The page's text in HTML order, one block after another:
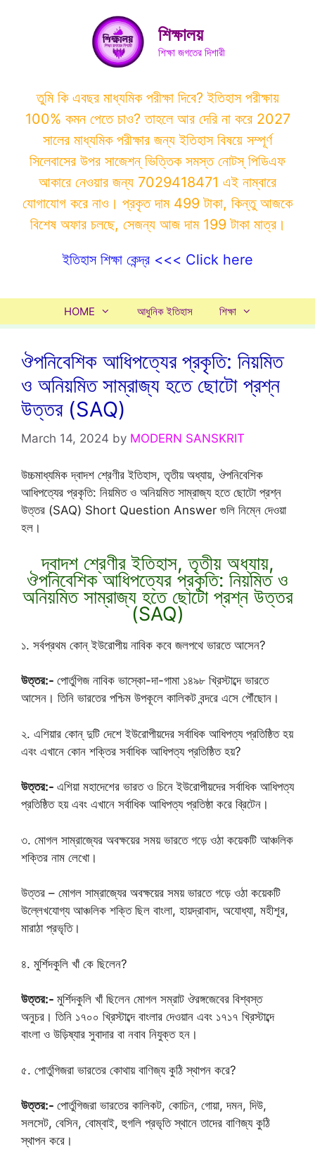
শিক্ষালয়
শিক্ষা জগতের দিশারী
তুমি কি এবছর মাধ্যমিক পরীক্ষা দিবে? ইতিহাস পরীক্ষায়
100% কমন পেতে চাও? তাহলে আর দেরি না করে 2027
সালের মাধ্যমিক পরীক্ষার জন্য ইতিহাস বিষয়ে সম্পূর্ণ
সিলেবাসের উপর সাজেশন্ ভিত্তিক সমস্ত নোটস্ পিডিএফ
আকারে নেওয়ার জন্য 7029418471 এই নাম্বারে
যোগাযোগ করে নাও। প্রকৃত দাম 499 টাকা, কিন্তু আজকে
বিশেষ অফার চলছে, সেজন্য আজ দাম 199 টাকা মাত্র।
ইতিহাস শিক্ষা কেন্দ্র <<< Click here
HOME আধুনিক ইতিহাস শিক্ষা
ঔপনিবেশিক আধিপত্যের প্রকৃতি: নিয়মিত
ও অনিয়মিত সাম্রাজ্য হতে ছোটো প্রশ্ন
উত্তর (SAQ)
March 14, 2024 by MODERN SANSKRIT
উচ্চমাধ্যমিক দ্বাদশ শ্রেণীর ইতিহাস, তৃতীয় অধ্যায়, ঔপনিবেশিক
আধিপত্যের প্রকৃতি: নিয়মিত ও অনিয়মিত সাম্রাজ্য হতে ছোটো প্রশ্ন
উত্তর (SAQ) Short Question Answer গুলি নিম্নে দেওয়া
হল।
দ্বাদশ শ্রেণীর ইতিহাস, তৃতীয় অধ্যায়,
ঔপনিবেশিক আধিপত্যের প্রকৃতি: নিয়মিত ও
অনিয়মিত সাম্রাজ্য হতে ছোটো প্রশ্ন উত্তর
(SAQ)
১. সর্বপ্রথম কোন্ ইউরোপীয় নাবিক কবে জলপথে ভারতে আসেন?
উত্তর:- পোর্তুগিজ নাবিক ভাস্কো-দা-গামা ১৪৯৮ খ্রিস্টাব্দে ভারতে
আসেন। তিনি ভারতের পশ্চিম উপকূলে কালিকট বন্দরে এসে পৌঁছোন।
২. এশিয়ার কোন্ দুটি দেশে ইউরোপীয়দের সর্বাধিক আধিপত্য প্রতিষ্ঠিত হয়
এবং এখানে কোন শক্তির সর্বাধিক আধিপত্য প্রতিষ্ঠিত হয়?
উত্তর:- এশিয়া মহাদেশের ভারত ও চিনে ইউরোপীয়দের সর্বাধিক আধিপত্য
প্রতিষ্ঠিত হয় এবং এখানে সর্বাধিক আধিপত্য প্রতিষ্ঠা করে ব্রিটেন।
৩. মোগল সাম্রাজ্যের অবক্ষয়ের সময় ভারতে গড়ে ওঠা কয়েকটি আঞ্চলিক
শক্তির নাম লেখো।
উত্তর – মোগল সাম্রাজ্যের অবক্ষয়ের সময় ভারতে গড়ে ওঠা কয়েকটি
উল্লেখযোগ্য আঞ্চলিক শক্তি ছিল বাংলা, হায়দ্রাবাদ, অযোধ্যা, মহীশূর,
মারাঠা প্রভৃতি।
৪. মুর্শিদকুলি খাঁ কে ছিলেন?
উত্তর:- মুর্শিদকুলি খাঁ ছিলেন মোগল সম্রাট ঔরঙ্গজেবের বিশ্বস্ত
অনুচর। তিনি ১৭০০ খ্রিস্টাব্দে বাংলার দেওয়ান এবং ১৭১৭ খ্রিস্টাব্দে
বাংলা ও উড়িষ্যার সুবাদার বা নবাব নিযুক্ত হন।
৫. পোর্তুগিজরা ভারতের কোথায় বাণিজ্য কুঠি স্থাপন করে?
উত্তর:- পোর্তুগিজরা ভারতের কালিকট, কোচিন, গোয়া, দমন, দিউ,
সলসেট, বেসিন, বোম্বাই, হুগলি প্রভৃতি স্থানে তাদের বাণিজ্য কুঠি
স্থাপন করে।